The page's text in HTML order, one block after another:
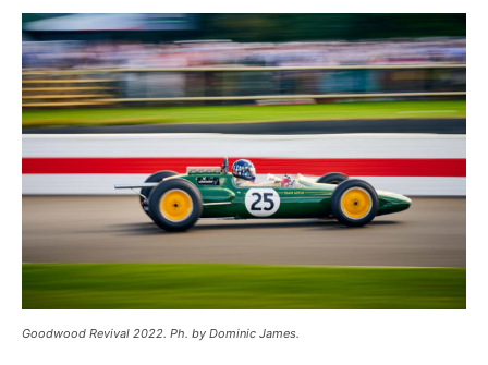
Goodwood Revival 2022. Ph. by Dominic James.